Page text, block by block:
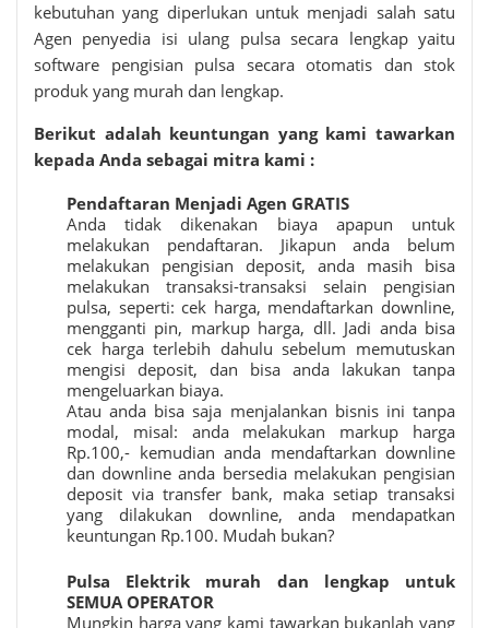
kebutuhan yang diperlukan untuk menjadi salah satu
Agen penyedia isi ulang pulsa secara lengkap yaitu
software pengisian pulsa secara otomatis dan stok
produk yang murah dan lengkap.
Berikut adalah keuntungan yang kami tawarkan
kepada Anda sebagai mitra kami :
Pendaftaran Menjadi Agen GRATIS
Anda tidak dikenakan biaya apapun untuk
melakukan pendaftaran. Jikapun anda belum
melakukan pengisian deposit, anda masih bisa
melakukan transaksi-transaksi selain pengisian
pulsa, seperti: cek harga, mendaftarkan downline,
mengganti pin, markup harga, dll. Jadi anda bisa
cek harga terlebih dahulu sebelum memutuskan
mengisi deposit, dan bisa anda lakukan tanpa
mengeluarkan biaya.
Atau anda bisa saja menjalankan bisnis ini tanpa
modal, misal: anda melakukan markup harga
Rp.100,- kemudian anda mendaftarkan downline
dan downline anda bersedia melakukan pengisian
deposit via transfer bank, maka setiap transaksi
yang dilakukan downline, anda mendapatkan
keuntungan Rp.100. Mudah bukan?
Pulsa Elektrik murah dan lengkap untuk
SEMUA OPERATOR
Mungkin harga yang kami tawarkan bukanlah yang